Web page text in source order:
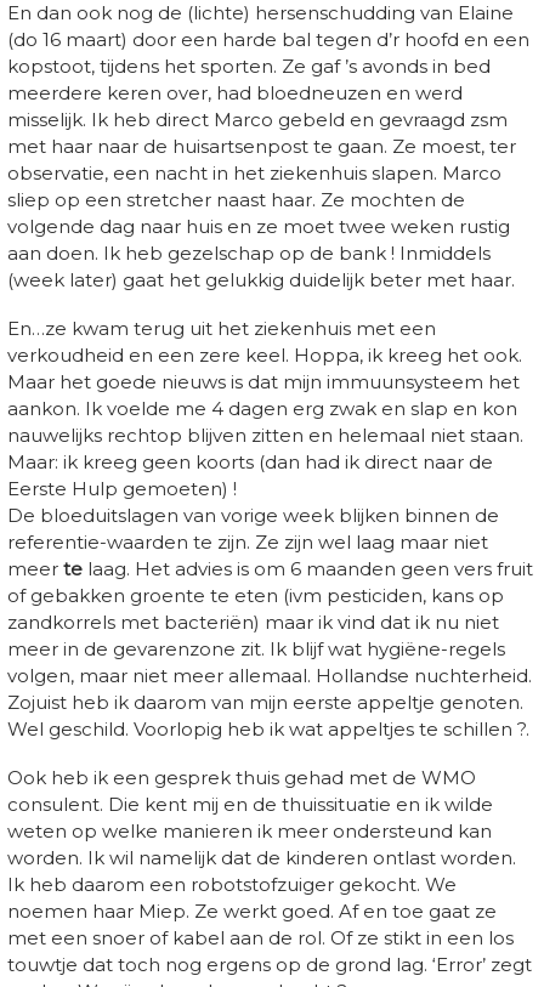
En dan ook nog de (lichte) hersenschudding van Elaine
(do 16 maart) door een harde bal tegen d’r hoofd en een
kopstoot, tijdens het sporten. Ze gaf ’s avonds in bed
meerdere keren over, had bloedneuzen en werd
misselijk. Ik heb direct Marco gebeld en gevraagd zsm
met haar naar de huisartsenpost te gaan. Ze moest, ter
observatie, een nacht in het ziekenhuis slapen. Marco
sliep op een stretcher naast haar. Ze mochten de
volgende dag naar huis en ze moet twee weken rustig
aan doen. Ik heb gezelschap op de bank ! Inmiddels
(week later) gaat het gelukkig duidelijk beter met haar.
En…ze kwam terug uit het ziekenhuis met een
verkoudheid en een zere keel. Hoppa, ik kreeg het ook.
Maar het goede nieuws is dat mijn immuunsysteem het
aankon. Ik voelde me 4 dagen erg zwak en slap en kon
nauwelijks rechtop blijven zitten en helemaal niet staan.
Maar: ik kreeg geen koorts (dan had ik direct naar de
Eerste Hulp gemoeten) !
De bloeduitslagen van vorige week blijken binnen de
referentie-waarden te zijn. Ze zijn wel laag maar niet
meer te laag. Het advies is om 6 maanden geen vers fruit
of gebakken groente te eten (ivm pesticiden, kans op
zandkorrels met bacteriën) maar ik vind dat ik nu niet
meer in de gevarenzone zit. Ik blijf wat hygiëne-regels
volgen, maar niet meer allemaal. Hollandse nuchterheid.
Zojuist heb ik daarom van mijn eerste appeltje genoten.
Wel geschild. Voorlopig heb ik wat appeltjes te schillen ?.
Ook heb ik een gesprek thuis gehad met de WMO
consulent. Die kent mij en de thuissituatie en ik wilde
weten op welke manieren ik meer ondersteund kan
worden. Ik wil namelijk dat de kinderen ontlast worden.
Ik heb daarom een robotstofzuiger gekocht. We
noemen haar Miep. Ze werkt goed. Af en toe gaat ze
met een snoer of kabel aan de rol. Of ze stikt in een los
touwtje dat toch nog ergens op de grond lag. ‘Error’ zegt